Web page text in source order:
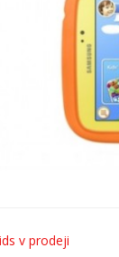
v prodeji